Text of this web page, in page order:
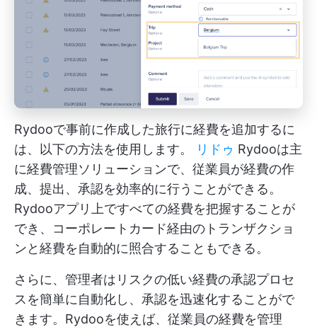
Rydooで事前に作成した旅行に経費を追加するに
は、以下の方法を使用します。
リドゥ Rydooは主
に経費管理ソリューションで、従業員が経費の作
成、提出、承認を効率的に行うことができる。
Rydooアプリ上ですべての経費を把握することが
でき、コーポレートカード経由のトランザクショ
ンと経費を自動的に照合することもできる。
さらに、管理者はリスクの低い経費の承認プロセ
スを簡単に自動化し、承認を迅速化することがで
きます。Rydooを使えば、従業員の経費を管理